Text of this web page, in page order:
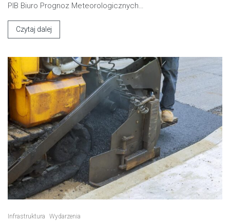
PIB Biuro Prognoz Meteorologicznych…
Czytaj dalej
Infrastruktura Wydarzenia